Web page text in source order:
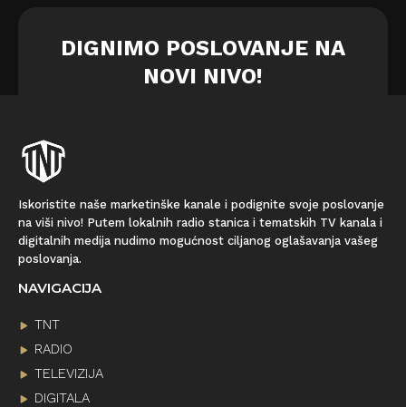
DIGNIMO POSLOVANJE NA
NOVI NIVO!
Iskoristite naše marketinške kanale i podignite svoje poslovanje
na viši nivo! Putem lokalnih radio stanica i tematskih TV kanala i
digitalnih medija nudimo mogućnost ciljanog oglašavanja vašeg
poslovanja.
NAVIGACIJA
TNT
RADIO
TELEVIZIJA
DIGITALA